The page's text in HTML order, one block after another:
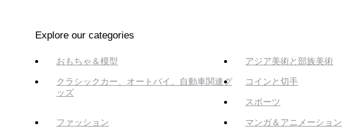
Explore our categories
おもちゃ＆模型 アジア美術と部族美術
クラシックカー、オートバイ、自動車関連グ
ッズ
コインと切手
スポーツ
ファッション マンガ＆アニメーション